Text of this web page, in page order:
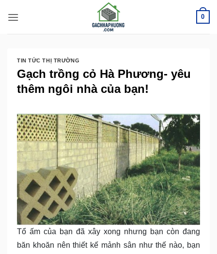
qua
nội
0
TIN TỨC THỊ TRƯỜNG
Gạch trồng cỏ Hà Phương- yêu
thêm ngôi nhà của bạn!
Tổ ấm của bạn đã xây xong nhưng bạn còn đang
băn khoăn nên thiết kế mảnh sân như thế nào, bạn